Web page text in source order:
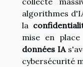
algorithmes
la
mise en
données IA
cybersécurité